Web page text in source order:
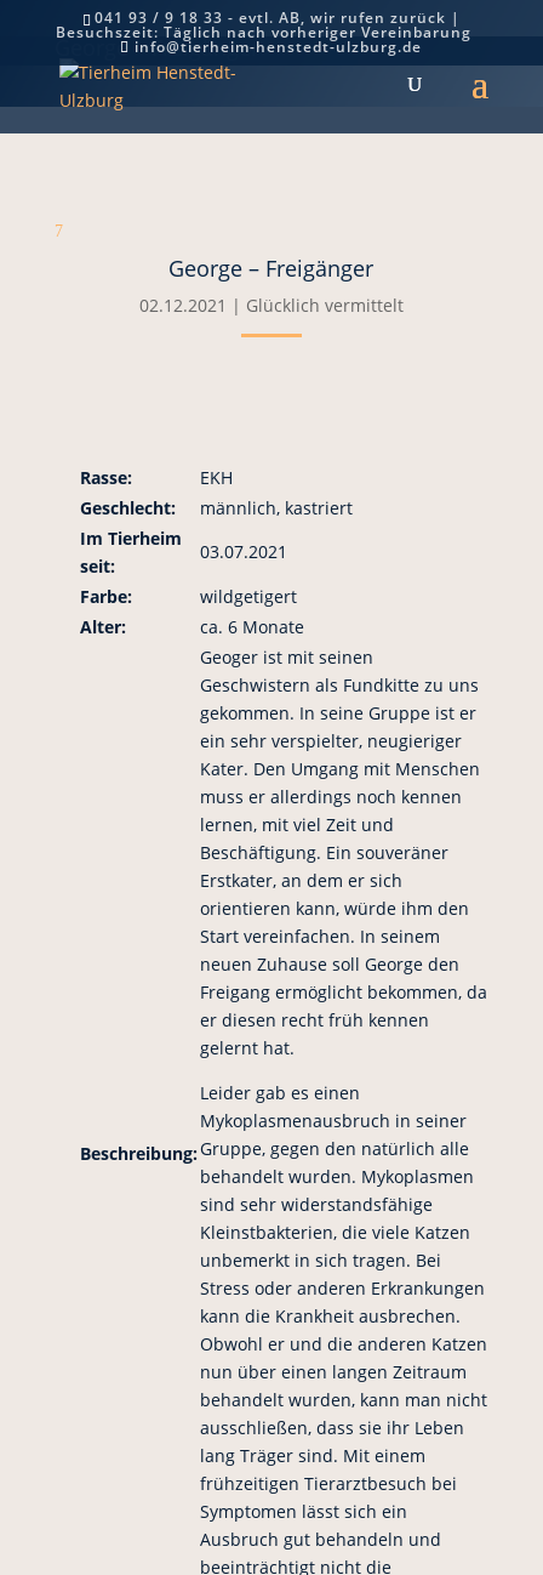
041 93 / 9 18 33 - evtl. AB, wir rufen zurück |
Besuchszeit: Täglich nach vorheriger Vereinbarung
info@tierheim-henstedt-ulzburg.de
George – Freigänger
7
George – Freigänger
02.12.2021 | Glücklich vermittelt
Rasse:
EKH
Geschlecht:
männlich, kastriert
Im Tierheim
seit:
03.07.2021
Farbe:
wildgetigert
Alter:
ca. 6 Monate
Beschreibung:
Geoger ist mit seinen
Geschwistern als Fundkitte zu uns
gekommen. In seine Gruppe ist er
ein sehr verspielter, neugieriger
Kater. Den Umgang mit Menschen
muss er allerdings noch kennen
lernen, mit viel Zeit und
Beschäftigung. Ein souveräner
Erstkater, an dem er sich
orientieren kann, würde ihm den
Start vereinfachen. In seinem
neuen Zuhause soll George den
Freigang ermöglicht bekommen, da
er diesen recht früh kennen
gelernt hat.
Leider gab es einen
Mykoplasmenausbruch in seiner
Gruppe, gegen den natürlich alle
behandelt wurden. Mykoplasmen
sind sehr widerstandsfähige
Kleinstbakterien, die viele Katzen
unbemerkt in sich tragen. Bei
Stress oder anderen Erkrankungen
kann die Krankheit ausbrechen.
Obwohl er und die anderen Katzen
nun über einen langen Zeitraum
behandelt wurden, kann man nicht
ausschließen, dass sie ihr Leben
lang Träger sind. Mit einem
frühzeitigen Tierarztbesuch bei
Symptomen lässt sich ein
Ausbruch gut behandeln und
beeinträchtigt nicht die